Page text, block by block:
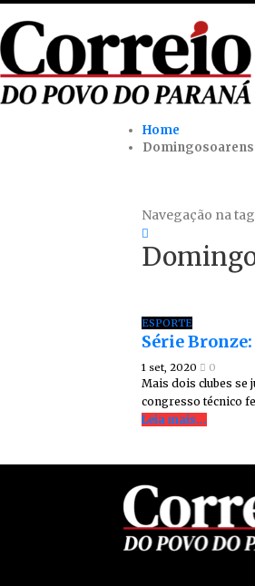
Home
Navegação na tag
ESPORTE
Série
1 set, 2020 0
Mais dois clubes se
congresso técnico
Leia mais...